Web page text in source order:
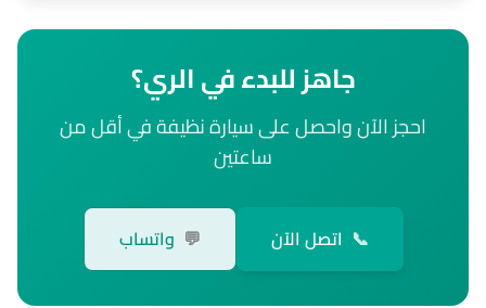
جاهز للبدء في الري؟
احجز الآن واحصل على سيارة نظيفة في أقل من
ساعتين
📞 اتصل الآن 💬 واتساب